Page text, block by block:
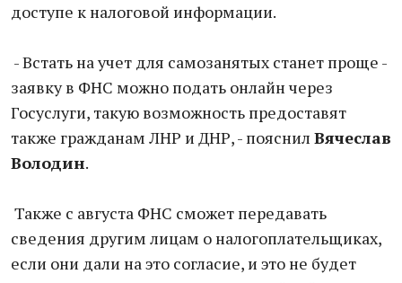
доступе к налоговой информации.
- Встать на учет для самозанятых станет проще -
заявку в ФНС можно подать онлайн через
Госуслуги, такую возможность предоставят
также гражданам ЛНР и ДНР, - пояснил Вячеслав
Володин.
Также с августа ФНС сможет передавать
сведения другим лицам о налогоплательщиках,
если они дали на это согласие, и это не будет